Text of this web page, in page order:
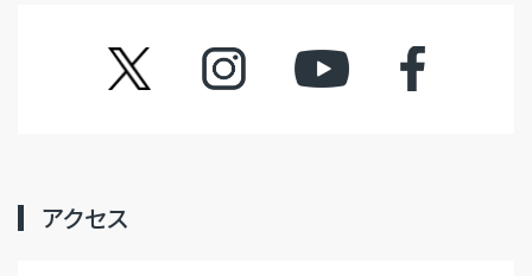
ツイッター インスタグラムYouTube フェイスブック
アクセス